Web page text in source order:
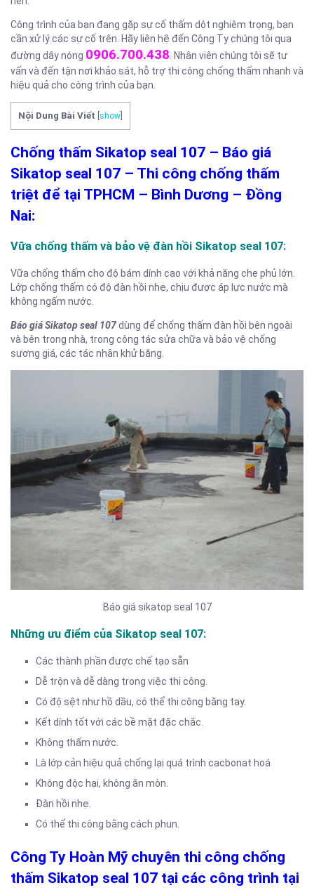
Công trình của bạn đang gặp sự cố thấm dột nghiêm trọng, bạn
cần xử lý các sự cố trên. Hãy liên hệ đến Công Ty chúng tôi qua
đường dây nóng 0906.700.438 . Nhân viên chúng tôi sẽ tư
vấn và đến tận nơi khảo sát, hỗ trợ thi công chống thấm nhanh và
hiệu quả cho công trình của bạn.
Nội Dung Bài Viết show
Chống thấm Sikatop seal 107 – Báo giá
Sikatop seal 107 – Thi công chống thấm
triệt để tại TPHCM – Bình Dương – Đồng
Nai:
Vữa chống thấm và bảo vệ đàn hồi Sikatop seal 107:
Vữa chống thấm cho độ bám dính cao với khả năng che phủ lớn.
Lớp chống thấm có độ đàn hồi nhẹ, chịu được áp lực nước mà
không ngấm nước.
Báo giá Sikatop seal 107dùng để chống thấm đàn hồi bên ngoài
và bên trong nhà, trong công tác sửa chữa và bảo vệ chống
sương giá, các tác nhân khử băng.
Báo giá sikatop seal 107
Những ưu điểm của Sikatop seal 107:
Các thành phần được chế tạo sẵn
Dễ trộn và dễ dàng trong việc thi công.
Có độ sệt như hồ dầu, có thể thi công bằng tay.
Kết dính tốt với các bề mặt đặc chắc.
Không thấm nước.
Là lớp cản hiệu quả chống lại quá trình cacbonat hoá
Không độc hại, không ăn mòn.
Đàn hồi nhẹ.
Có thể thi công bằng cách phun.
Công Ty Hoàn Mỹ chuyên thi công chống
thấm Sikatop seal 107 tại các công trình tại